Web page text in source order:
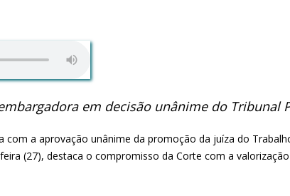
em decisão unânime do Tribunal
a aprovação unânime da promoção da juíza do
(27), destaca o compromisso da Corte com a